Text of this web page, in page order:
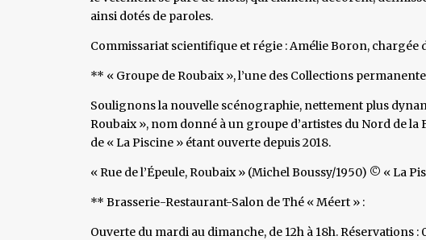
ainsi dotés de paroles.
Commissariat scientifique et régie : Amélie Boron, chargée
** « Groupe de Roubaix », l’une des Collections
Soulignons la nouvelle scénographie, nettement plus
Roubaix », nom donné à un groupe d’artistes du Nord de la
de « La Piscine » étant ouverte depuis 2018.
« Rue de l’Épeule, Roubaix » (Michel Boussy/1950) © « La
** Brasserie-Restaurant-Salon de Thé « Méert » :
Ouverte du mardi au dimanche, de 12h à 18h. Réservations :